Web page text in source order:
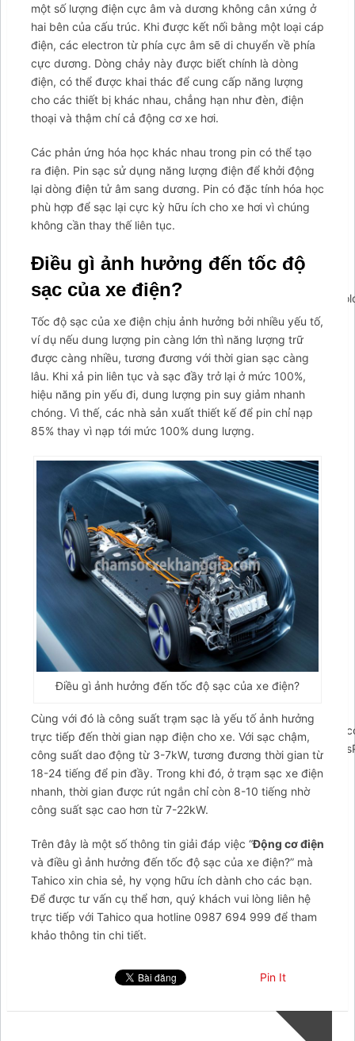
một số lượng điện cực âm và dương không cân xứng ở
hai bên của cấu trúc. Khi được kết nối bằng một loại cáp
điện, các electron từ phía cực âm sẽ di chuyển về phía
cực dương. Dòng chảy này được biết chính là dòng
điện, có thể được khai thác để cung cấp năng lượng
cho các thiết bị khác nhau, chẳng hạn như đèn, điện
thoại và thậm chí cả động cơ xe hơi.
Các phản ứng hóa học khác nhau trong pin có thể tạo
ra điện. Pin sạc sử dụng năng lượng điện để khởi động
lại dòng điện tử âm sang dương. Pin có đặc tính hóa học
phù hợp để sạc lại cực kỳ hữu ích cho xe hơi vì chúng
không cần thay thế liên tục.
Điều gì ảnh hưởng đến tốc độ
sạc của xe điện?
Tốc độ sạc của xe điện chịu ảnh hưởng bởi nhiều yếu tố,
ví dụ nếu dung lượng pin càng lớn thì năng lượng trữ
được càng nhiều, tương đương với thời gian sạc càng
lâu. Khi xả pin liên tục và sạc đầy trở lại ở mức 100%,
hiệu năng pin yếu đi, dung lượng pin suy giảm nhanh
chóng. Vì thế, các nhà sản xuất thiết kế để pin chỉ nạp
85% thay vì nạp tới mức 100% dung lượng.
Điều gì ảnh hưởng đến tốc độ sạc của xe điện?
Cùng với đó là công suất trạm sạc là yếu tố ảnh hưởng
trực tiếp đến thời gian nạp điện cho xe. Với sạc chậm,
công suất dao động từ 3-7kW, tương đương thời gian từ
18-24 tiếng để pin đầy. Trong khi đó, ở trạm sạc xe điện
nhanh, thời gian được rút ngắn chỉ còn 8-10 tiếng nhờ
công suất sạc cao hơn từ 7-22kW.
Trên đây là một số thông tin giải đáp việc “Động cơ điện
và điều gì ảnh hưởng đến tốc độ sạc của xe điện?” mà
Tahico xin chia sẻ, hy vọng hữu ích dành cho các bạn.
Để được tư vấn cụ thể hơn, quý khách vui lòng liên hệ
trực tiếp với Tahico qua hotline 0987 694 999 để tham
khảo thông tin chi tiết.
Pin It
arcItem={};arcItem.id='msg-item-1';arcItem.class='msg-
item-facebook-
messenger';arcItem.title="Messenger";arcItem.icon='
';arcItem.includeIconToSlider=true;arcItem.href='https://